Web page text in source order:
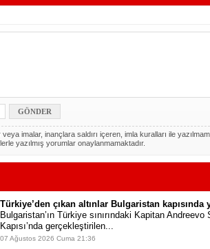
imalar, inançlara saldırı içeren, imla kuralları ile
yazılmış yorumlar onaylanmamaktadır.
Türkiye’den çıkan altınlar Bulgaristan kapısında
Bulgaristan’ın Türkiye sınırındaki Kapitan Andreevo
Kapısı’nda gerçekleştirilen...
07 Ağustos 2026 Cuma 21:36